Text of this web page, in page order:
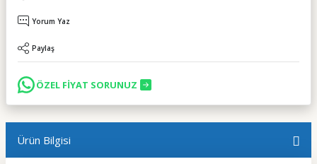
Yorum Yaz
Paylaş
ÖZEL FİYAT SORUNUZ
Ürün Bilgisi